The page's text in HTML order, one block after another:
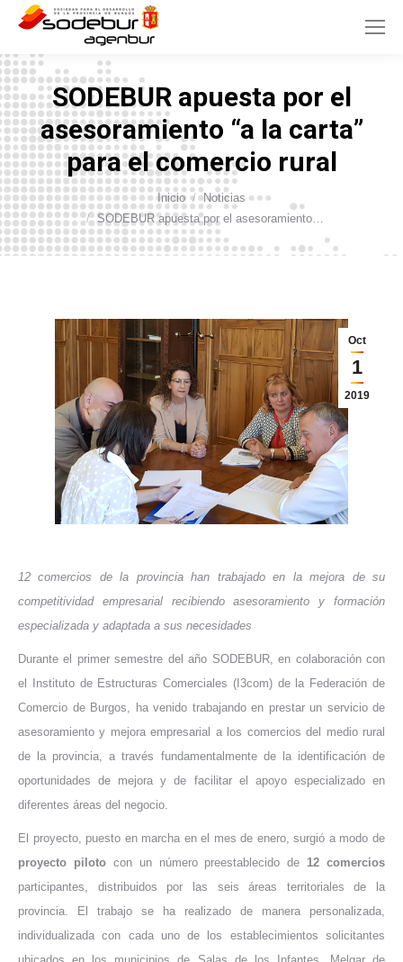
SODEBUR apuesta por el
asesoramiento “a la carta”
para el comercio rural
Estás aquí: Inicio
Noticias
SODEBUR apuesta por el asesoramiento…
Oct
1
2019
12 comercios de la provincia han trabajado en la mejora de su
competitividad empresarial recibiendo asesoramiento y formación
especializada y adaptada a sus necesidades
Durante el primer semestre del año SODEBUR, en colaboración con
el Instituto de Estructuras Comerciales (I3com) de la Federación de
Comercio de Burgos, ha venido trabajando en prestar un servicio de
asesoramiento y mejora empresarial a los comercios del medio rural
de la provincia, a través fundamentalmente de la identificación de
oportunidades de mejora y de facilitar el apoyo especializado en
diferentes áreas del negocio.
El proyecto, puesto en marcha en el mes de enero, surgió a modo de
proyecto pilotocon un número preestablecido de 12 comercios
participantes, distribuidos por las seis áreas territoriales de la
provincia. El trabajo se ha realizado de manera personalizada,
individualizada con cada uno de los establecimientos solicitantes